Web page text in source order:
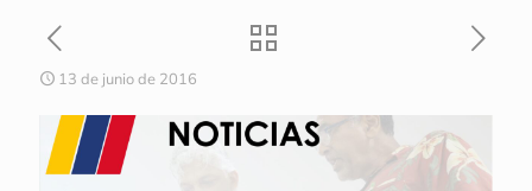
13 de junio de 2016